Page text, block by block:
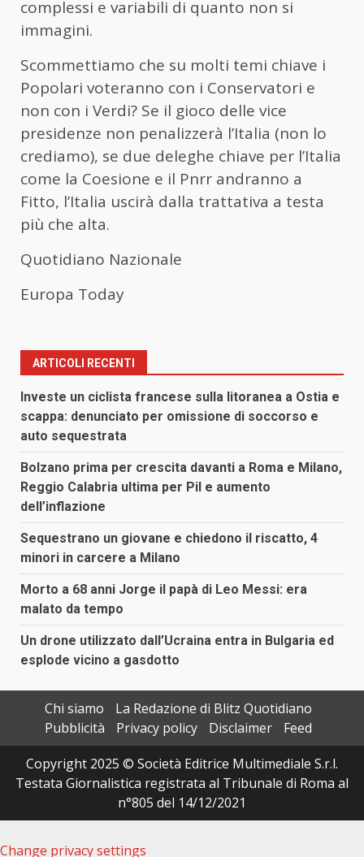
complessi e variabili di quanto non si
immagini.
Scommettiamo che su molti temi chiave i
Popolari voteranno con i Conservatori e
non con i Verdi? Se il gioco delle vice
presidenze non penalizzerà l’Italia (non lo
crediamo), se due deleghe chiave per l’Italia
come la Coesione e il Pnrr andranno a
Fitto, l’Italia uscirà dalla trattativa a testa
più che alta.
Quotidiano Nazionale
Europa Today
ARTICOLI RECENTI
Investe un ciclista francese sulla litoranea a Ostia e
scappa: denunciato per omissione di soccorso e
auto sequestrata
Bolzano prima per crescita davanti a Roma e Milano,
Reggio Calabria ultima per Pil e aumento
dell’inflazione
Sequestrano un giovane e chiedono il riscatto, 4
minori in carcere a Milano
Morto a 68 anni Jorge il papà di Leo Messi: era
malato da tempo
Un drone utilizzato dall’Ucraina entra in Bulgaria ed
esplode vicino a gasdotto
Chi siamo
La Redazione di Blitz Quotidiano
Pubblicità
Privacy policy Disclaimer
Feed
Copyright 2025 © Società Editrice Multimediale S.r.l.
Testata Giornalistica registrata al Tribunale di Roma al
n°805 del 14/12/2021
Change privacy settings